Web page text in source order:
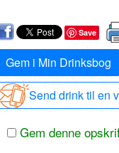
Save
Gem i Min Drinksbog
Send drink til en
Gem denne